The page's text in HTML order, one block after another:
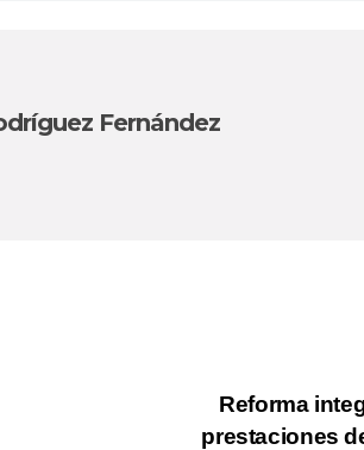
Fernández
Reforma
prestaciones